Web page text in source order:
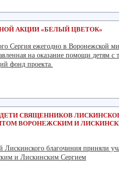
АКЦИИ «БЕЛЫЙ ЦВЕТОК»
Сергия ежегодно в Воронежской
на оказание помощи детям с
фонд проекта.
СВЯЩЕННИКОВ
ВОРОНЕЖСКИМ И
благочиния приняли
и Лискинским Сергием